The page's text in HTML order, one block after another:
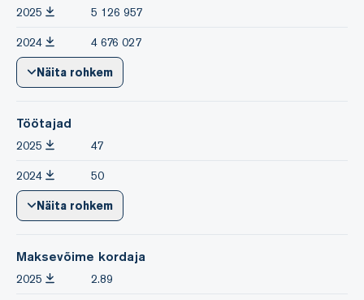
2025 5 126 957
2024 4 676 027
Näita rohkem
Töötajad
2025 47
2024 50
Näita rohkem
Maksevõime kordaja
2025 2.89